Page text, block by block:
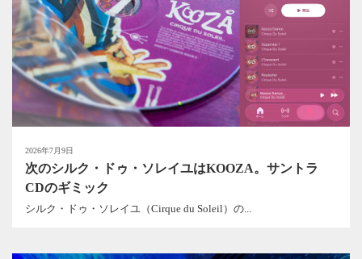
2026年7月9日
次のシルク・ドゥ・ソレイユはKOOZA。サントラ
CDのギミック
シルク・ドゥ・ソレイユ（Cirque du Soleil）の...